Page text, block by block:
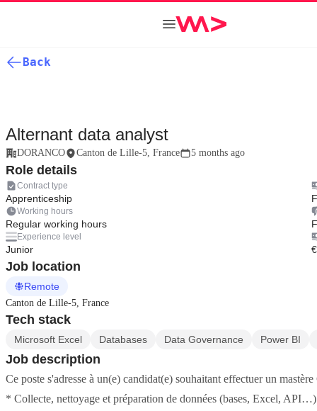
Back
Alternant data analyst
DORANCO Canton de Lille-5, France 5 months ago
Role details
Contract type
Apprenticeship
Working hours
Regular working hours
Experience level
Junior
Job location
Remote
Canton de Lille-5, France
Tech stack
Microsoft Excel Databases Data Governance Power BI
Job description
Ce poste s'adresse à un(e) candidat(e) souhaitant effectuer un
* Collecte, nettoyage et préparation de données (bases, Excel, API…)